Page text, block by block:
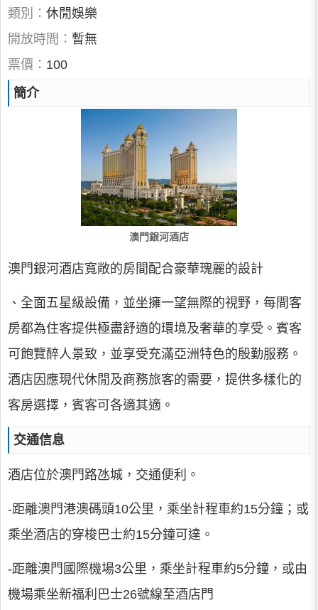
類別： 休閒娛樂
開放時間： 暫無
票價： 100
簡介
澳門銀河酒店
澳門銀河酒店寬敞的房間配合豪華瑰麗的設計
、全面五星級設備，並坐擁一望無際的視野，每間客
房都為住客提供極盡舒適的環境及奢華的享受。賓客
可飽覽醉人景致，並享受充滿亞洲特色的殷勤服務。
酒店因應現代休閒及商務旅客的需要，提供多樣化的
客房選擇，賓客可各適其適。
交通信息
酒店位於澳門路氹城，交通便利。
-距離澳門港澳碼頭10公里，乘坐計程車約15分鐘；或
乘坐酒店的穿梭巴士約15分鐘可達。
-距離澳門國際機場3公里，乘坐計程車約5分鐘，或由
機場乘坐新福利巴士26號線至酒店門